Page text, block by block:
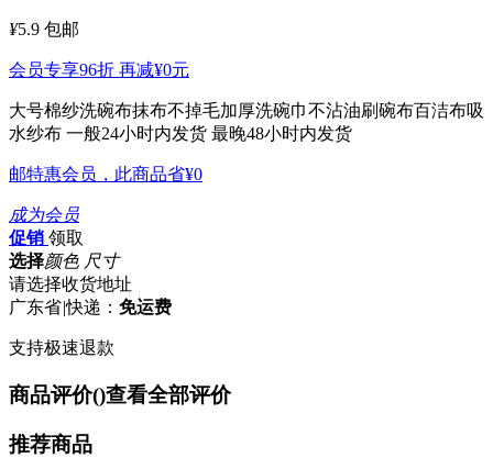
¥5.9 包邮
会员专享96折 再减¥0元
大号棉纱洗碗布抹布不掉毛加厚洗碗巾不沾油刷碗布百洁布吸
水纱布 一般24小时内发货 最晚48小时内发货
邮特惠会员，此商品省¥0
成为会员
促销 领取
选择颜色 尺寸
请选择收货地址
广东省|快递： 免运费
支持极速退款
商品评价()查看全部评价
推荐商品